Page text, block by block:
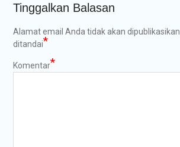
Tinggalkan Balasan
Alamat email Anda tidak akan dipublikasikan.
ditandai*
Komentar*